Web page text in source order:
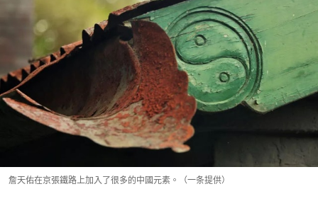
詹天佑在京張鐵路上加入了很多的中國元素。（一条提供）